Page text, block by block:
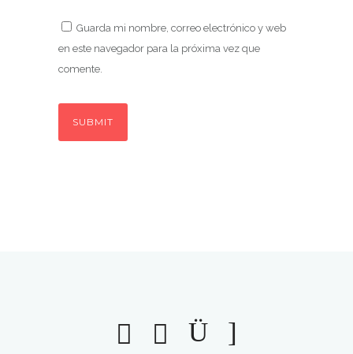
Guarda mi nombre, correo electrónico y web
en este navegador para la próxima vez que
comente.